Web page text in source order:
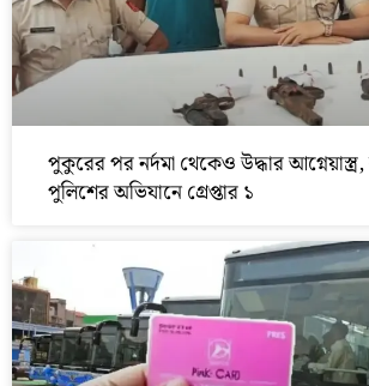
পুকুরের পর নর্দমা থেকেও উদ্ধার
পুলিশের অভিযানে গ্রেপ্তার ১